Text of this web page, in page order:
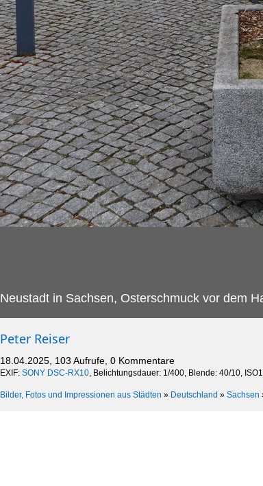
Neustadt in Sachsen, Osterschmuck vor dem
Peter Reiser
18.04.2025, 103 Aufrufe, 0 Kommentare
EXIF: SONY DSC-RX10, Belichtungsdauer: 1/400, Blende: 40/10,
Bilder, Fotos und Impressionen aus Städten » Deutschland » Sachsen